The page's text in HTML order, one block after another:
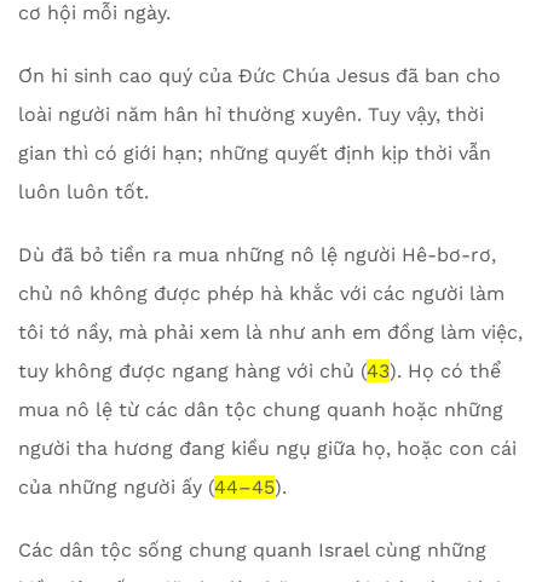
cơ hội mỗi ngày.
Ơn hi sinh cao quý của Đức Chúa Jesus đã ban cho
loài người năm hân hỉ thường xuyên. Tuy vậy, thời
gian thì có giới hạn; những quyết định kịp thời vẫn
luôn luôn tốt.
Dù đã bỏ tiền ra mua những nô lệ người Hê-bơ-rơ,
chủ nô không được phép hà khắc với các người làm
tôi tớ nầy, mà phải xem là như anh em đồng làm việc,
tuy không được ngang hàng với chủ (43). Họ có thể
mua nô lệ từ các dân tộc chung quanh hoặc những
người tha hương đang kiều ngụ giữa họ, hoặc con cái
của những người ấy (44–45).
Các dân tộc sống chung quanh Israel cùng những